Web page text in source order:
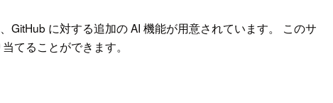
GitHub に対する追加の AI 機能が用意されています。 このサ
てることができます。